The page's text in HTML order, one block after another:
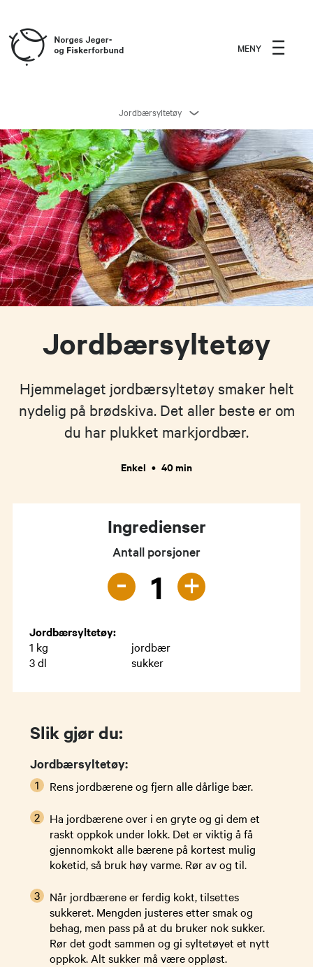
MENY
Jordbærsyltetøy
Jordbærsyltetøy
Hjemmelaget jordbærsyltetøy smaker helt
nydelig på brødskiva. Det aller beste er om
du har plukket markjordbær.
Enkel • 40 min
Ingredienser
Antall porsjoner
- 1 +
Jordbærsyltetøy:
1 kg
jordbær
3dl sukker
Slik gjør du:
Jordbærsyltetøy:
Rens jordbærene og fjern alle dårlige bær.
Ha jordbærene over i en gryte og gi dem et
raskt oppkok under lokk. Det er viktig å få
gjennomkokt alle bærene på kortest mulig
koketid, så bruk høy varme. Rør av og til.
Når jordbærene er ferdig kokt, tilsettes
sukkeret. Mengden justeres etter smak og
behag, men pass på at du bruker nok sukker.
Rør det godt sammen og gi syltetøyet et nytt
oppkok. Alt sukker må være oppløst.